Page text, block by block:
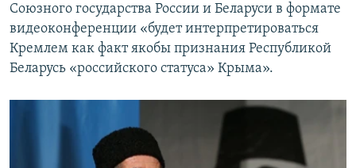
Союзного государства России и Беларуси в формате
видеоконференции «будет интерпретироваться
Кремлем как факт якобы признания Республикой
Беларусь «российского статуса» Крыма».